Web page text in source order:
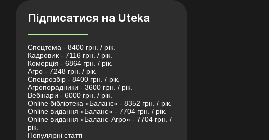
Підписатися на Uteka
Спецтема - 8400 грн. / рік.
Кадровик - 7116 грн. / рік.
Комерція - 6864 грн. / рік.
Агро - 7248 грн. / рік.
Спецрозбір - 8400 грн. / рік.
Агропорадники - 3600 грн. / рік.
Вебінари - 6000 грн. / рік.
Online бібліотека «Баланс» - 8352 грн. / рік.
Online видання «Баланс» - 7704 грн. / рік.
Online видання «Баланс-Агро» - 7704 грн. /
рік.
Популярні статті